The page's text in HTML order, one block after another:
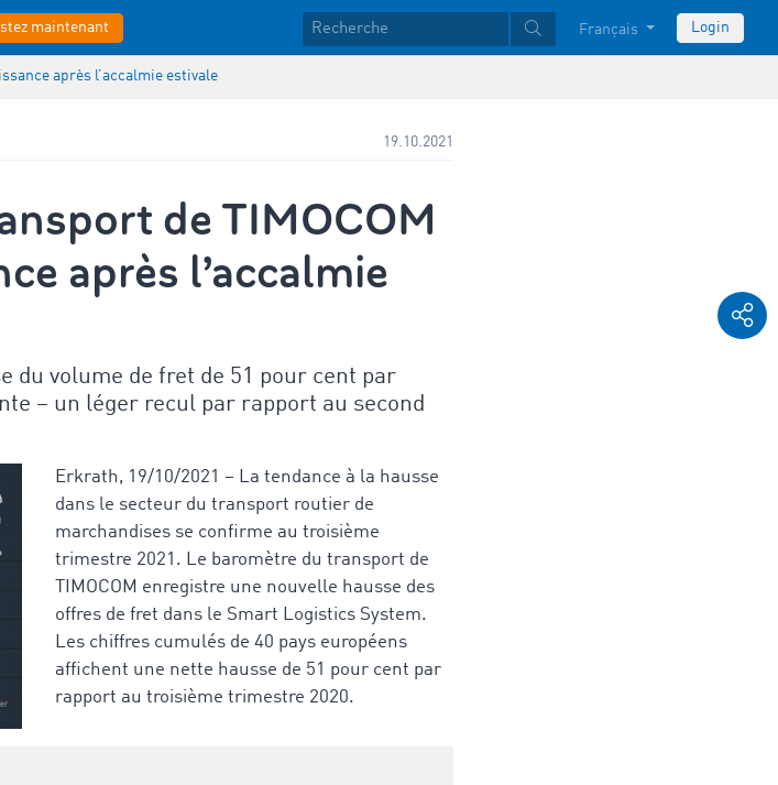
maintenant Français Login
après l’accalmie estivale
19.10.2021
de TIMOCOM
après l’accalmie
du volume de fret de 51 pour cent par
– un léger recul par rapport au second
Erkrath, 19/10/2021 – La tendance à la hausse
dans le secteur du transport routier de
marchandises se confirme au troisième
trimestre 2021. Le baromètre du transport de
TIMOCOM enregistre une nouvelle hausse des
offres de fret dans le Smart Logistics System.
Les chiffres cumulés de 40 pays européens
affichent une nette hausse de 51 pour cent par
rapport au troisième trimestre 2020.